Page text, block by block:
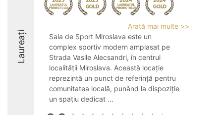
Laureați
Arată mai multe >>
Sala de Sport Miroslava este un
complex sportiv modern amplasat pe
Strada Vasile Alecsandri, în centrul
localității Miroslava. Această locație
reprezintă un punct de referință pentru
comunitatea locală, punând la dispoziție
un spațiu dedicat ...